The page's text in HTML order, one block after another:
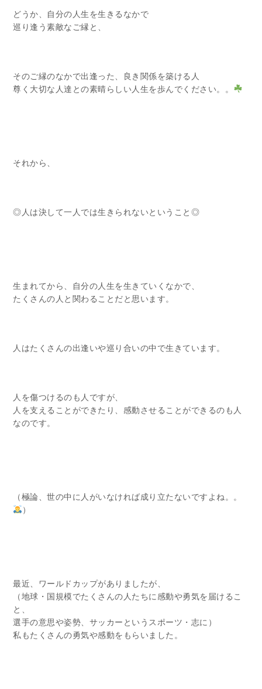
どうか、自分の人生を生きるなかで
巡り逢う素敵なご縁と、
そのご縁のなかで出逢った、良き関係を築ける人
尊く大切な人達との素晴らしい人生を歩んでください。。
それから、
◎人は決して一人では生きられないということ◎
生まれてから、自分の人生を生きていくなかで、
たくさんの人と関わることだと思います。
人はたくさんの出逢いや巡り合いの中で生きています。
人を傷つけるのも人ですが、
人を支えることができたり、感動させることができるのも人
なのです。
（極論、世の中に人がいなければ成り立たないですよね。。
）
最近、ワールドカップがありましたが、
（地球・国規模でたくさんの人たちに感動や勇気を届けるこ
と、
選手の意思や姿勢、サッカーというスポーツ・志に）
私もたくさんの勇気や感動をもらいました。